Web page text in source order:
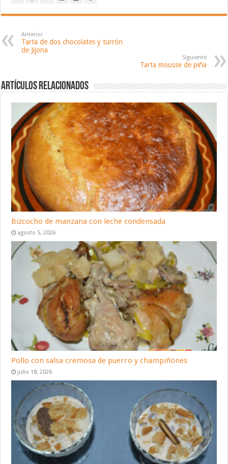
Anterior
Tarta de dos chocolates y turrón
de Jijona
Siguiente
Tarta mousse de piña
Artículos relacionados
Bizcocho de manzana con leche condensada
agosto 5, 2026
Pollo con salsa cremosa de puerro y champiñones
julio 18, 2026